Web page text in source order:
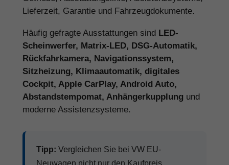
Lieferzeit, Garantie und Fahrzeugdokumente.
Häufig gefragte Ausstattungen sind LED-
Scheinwerfer, Matrix-LED, DSG-Automatik,
Rückfahrkamera, Navigationssystem,
Sitzheizung, Klimaautomatik, digitales
Cockpit, Apple CarPlay, Android Auto,
Abstandstempomat, Anhängerkupplung und
moderne Assistenzsysteme.
Tipp: Vergleichen Sie bei VW EU-
Neuwagen nicht nur den Kaufpreis,